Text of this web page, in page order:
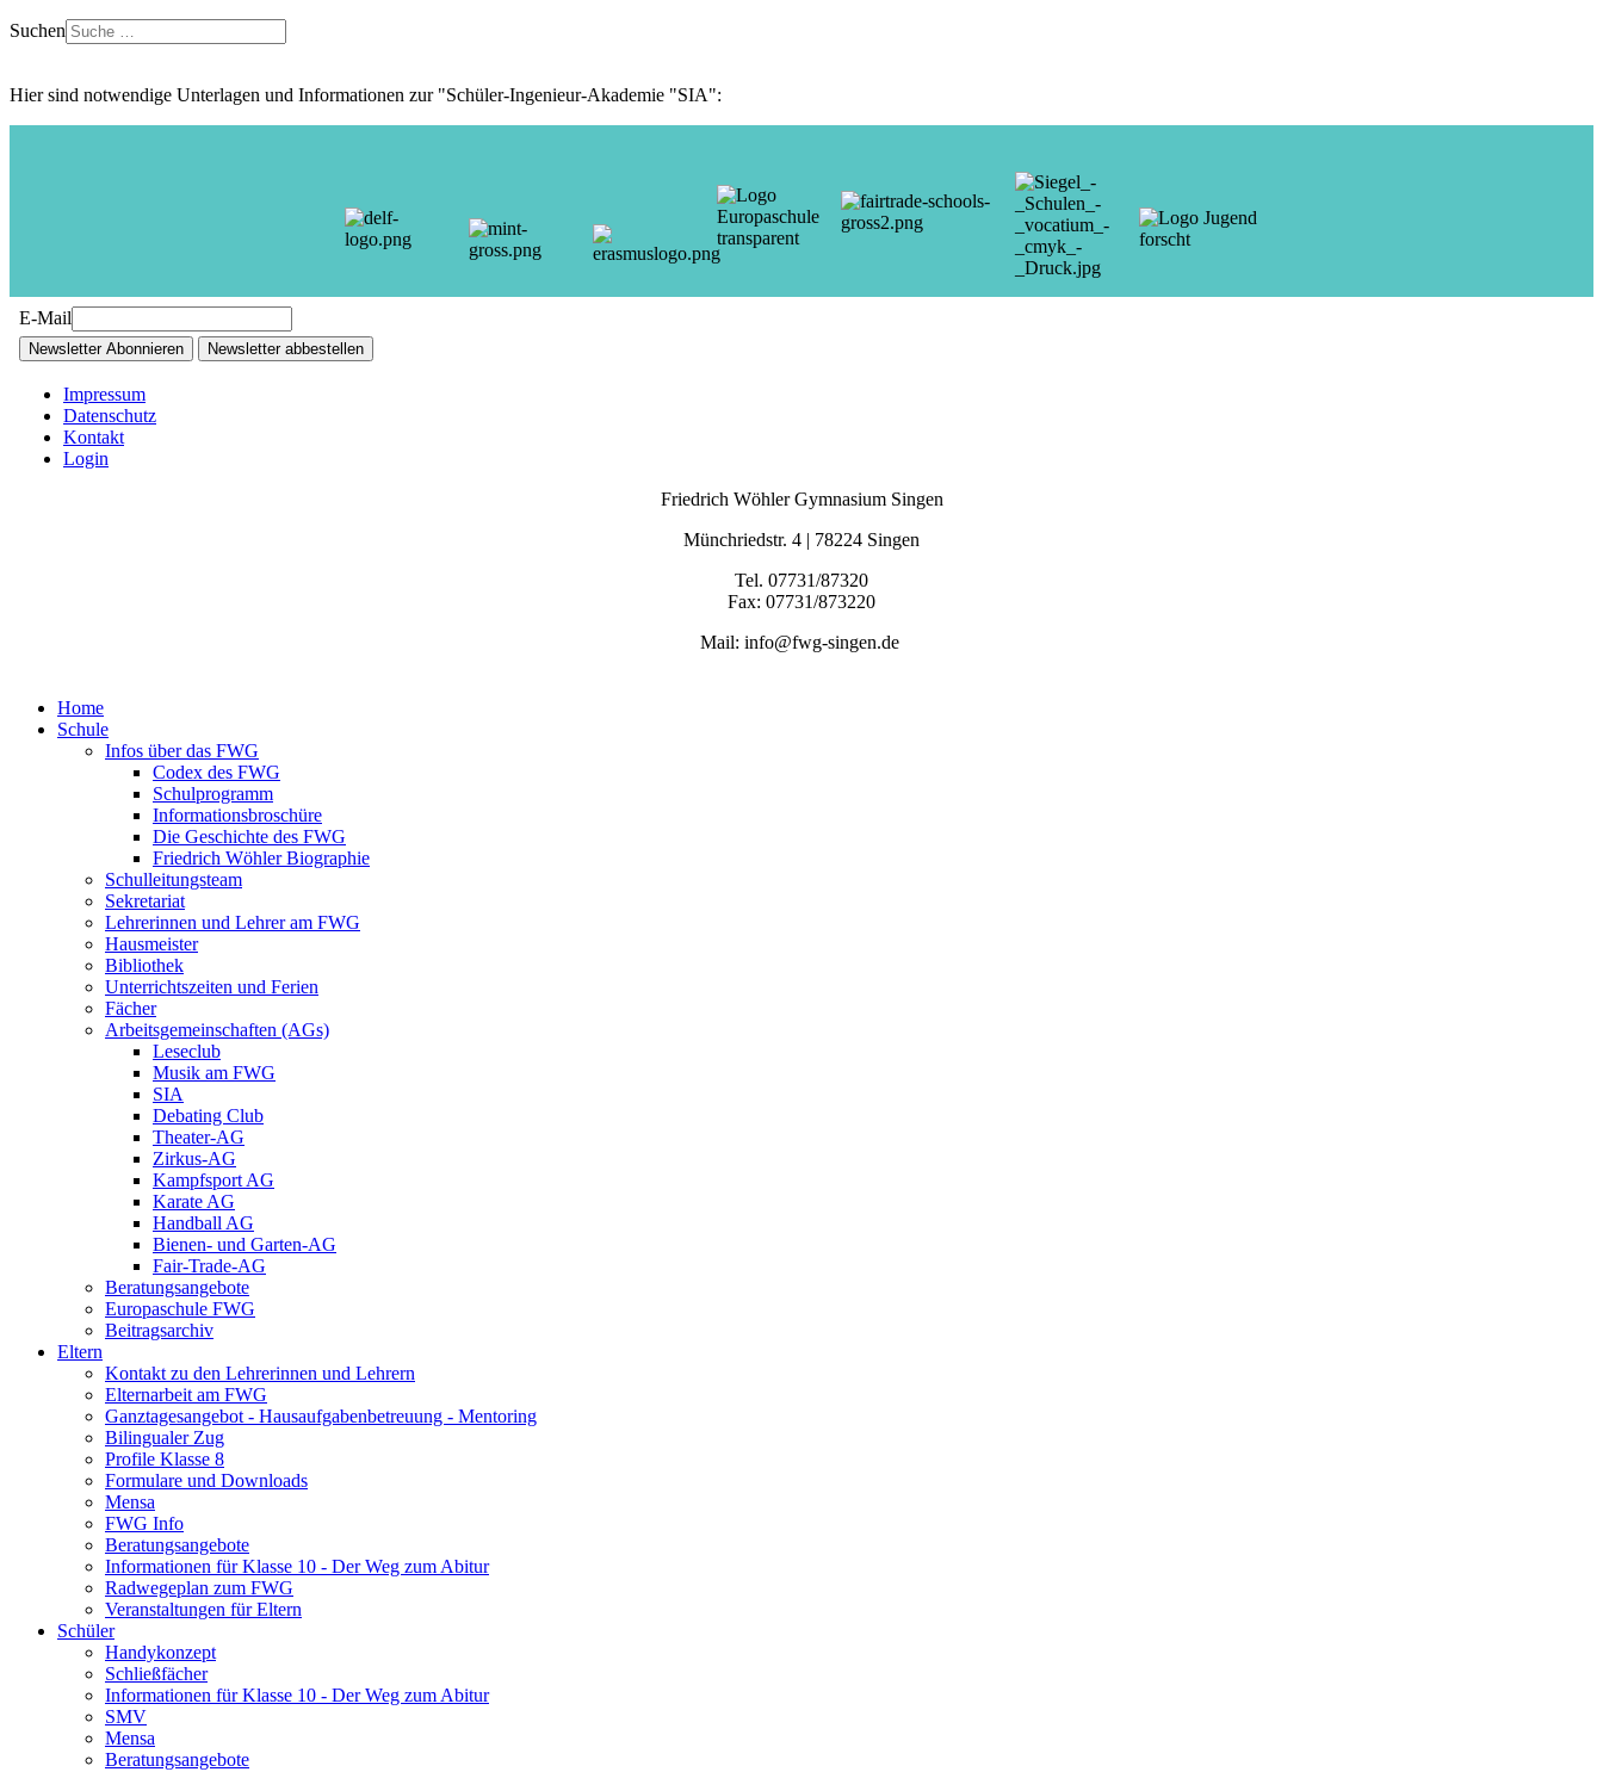
Suchen
Hier sind notwendige Unterlagen und Informationen zur "Schüler-Ingenieur-Akademie "SIA":
E-Mail
Newsletter Abonnieren Newsletter abbestellen
Impressum
Datenschutz
Kontakt
Login
Friedrich Wöhler Gymnasium Singen
Münchriedstr. 4 | 78224 Singen
Tel. 07731/87320
Fax: 07731/873220
Mail: info@fwg-singen.de
Home
Schule
Infos über das FWG
Codex des FWG
Schulprogramm
Informationsbroschüre
Die Geschichte des FWG
Friedrich Wöhler Biographie
Schulleitungsteam
Sekretariat
Lehrerinnen und Lehrer am FWG
Hausmeister
Bibliothek
Unterrichtszeiten und Ferien
Fächer
Arbeitsgemeinschaften (AGs)
Leseclub
Musik am FWG
SIA
Debating Club
Theater-AG
Zirkus-AG
Kampfsport AG
Karate AG
Handball AG
Bienen- und Garten-AG
Fair-Trade-AG
Beratungsangebote
Europaschule FWG
Beitragsarchiv
Eltern
Kontakt zu den Lehrerinnen und Lehrern
Elternarbeit am FWG
Ganztagesangebot - Hausaufgabenbetreuung - Mentoring
Bilingualer Zug
Profile Klasse 8
Formulare und Downloads
Mensa
FWG Info
Beratungsangebote
Informationen für Klasse 10 - Der Weg zum Abitur
Radwegeplan zum FWG
Veranstaltungen für Eltern
Schüler
Handykonzept
Schließfächer
Informationen für Klasse 10 - Der Weg zum Abitur
SMV
Mensa
Beratungsangebote